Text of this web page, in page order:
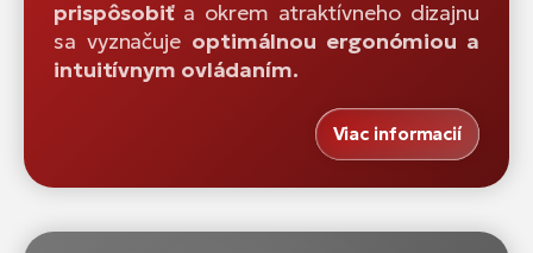
prispôsobiť a okrem atraktívneho dizajnu
sa vyznačuje optimálnou ergonómiou a
intuitívnym ovládaním.
Viac informacií